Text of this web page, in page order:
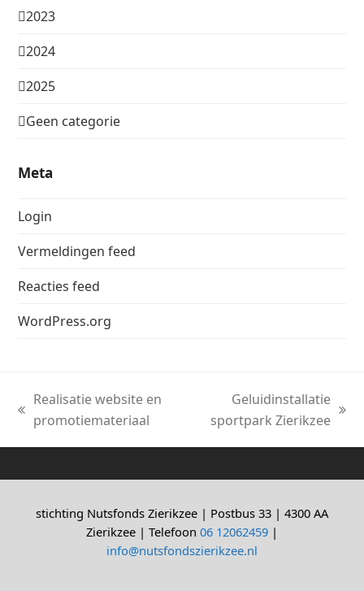
2023
2024
2025
Geen categorie
Meta
Login
Vermeldingen feed
Reacties feed
WordPress.org
previous
Realisatie website en
promotiemateriaal
next
Geluidinstallatie
sportpark Zierikzee
stichting Nutsfonds Zierikzee | Postbus 33 | 4300 AA
Zierikzee | Telefoon 06 12062459 |
info@nutsfondszierikzee.nl